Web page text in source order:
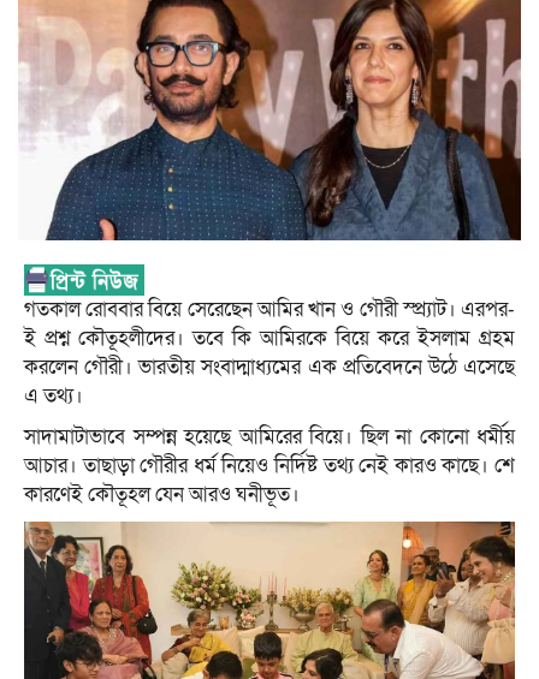
গতকাল রোববার বিয়ে সেরেছেন আমির খান ও গৌরী স্প্র্যাট। এরপর-
ই প্রশ্ন কৌতূহলীদের। তবে কি আমিরকে বিয়ে করে ইসলাম গ্রহম
করলেন গৌরী। ভারতীয় সংবাদ্মাধ্যমের এক প্রতিবেদনে উঠে এসেছে
এ তথ্য।
সাদামাটাভাবে সম্পন্ন হয়েছে আমিরের বিয়ে। ছিল না কোনো ধর্মীয়
আচার। তাছাড়া গৌরীর ধর্ম নিয়েও নির্দিষ্ট তথ্য নেই কারও কাছে। শে
কারণেই কৌতূহল যেন আরও ঘনীভূত।